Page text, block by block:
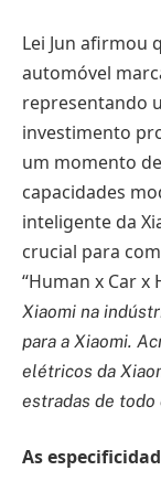
Lei Jun afirmou
automóvel
representando
investimento
um momento
capacidades
inteligente da
crucial para
“Human x Car x
Xiaomi na
para a Xiaomi.
elétricos da
estradas de todo
As